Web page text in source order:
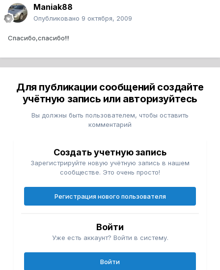
Maniak88
Опубликовано 9 октября, 2009
Спасибо,спасибо!!!
Для публикации сообщений создайте
учётную запись или авторизуйтесь
Вы должны быть пользователем, чтобы оставить
комментарий
Создать учетную запись
Зарегистрируйте новую учётную запись в нашем
сообществе. Это очень просто!
Регистрация нового пользователя
Войти
Уже есть аккаунт? Войти в систему.
Войти